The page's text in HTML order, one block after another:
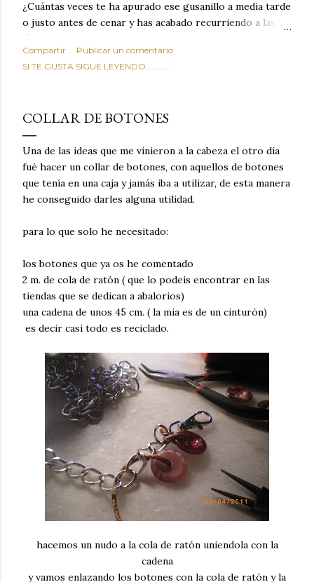
¿Cuántas veces te ha apurado ese gusanillo a media tarde
o justo antes de cenar y has acabado recurriendo a las
típicas patatas de bolsa, frutos secos fritos o snacks
ultraprocesados llenos de grasas saturadas y sodio?
Todos hemos estado ahí. Sin embargo, cuidarse no tiene
satisface. Estas alubias crujientes al horno van a cambiar
por completo tu forma de ver las legumbres. Olvídate de
asociar las alubias únicamente a los guisos tradicionales y
copiosos de invierno. Con esta receta simple pero
revolucionaria, transformaremos un ingrediente tan
humilde como la alubia de La Bañeza en un snack ligero,
sustituto perfecto a los frutos se...
Compartir
Publicar un comentario
SI TE GUSTA SIGUE LEYENDO............
COLLAR DE BOTONES
Una de las ideas que me vinieron a la cabeza el otro día
fué hacer un collar de botones, con aquellos de botones
que tenía en una caja y jamás iba a utilizar, de esta manera
he conseguido darles alguna utilidad.
para lo que solo he necesitado:
los botones que ya os he comentado
2 m. de cola de ratón ( que lo podeis encontrar en las
tiendas que se dedican a abalorios)
una cadena de unos 45 cm. ( la mia es de un cinturón)
es decir casi todo es reciclado.
hacemos un nudo a la cola de ratón uniendola con la
cadena
y vamos enlazando los botones con la cola de ratón y la